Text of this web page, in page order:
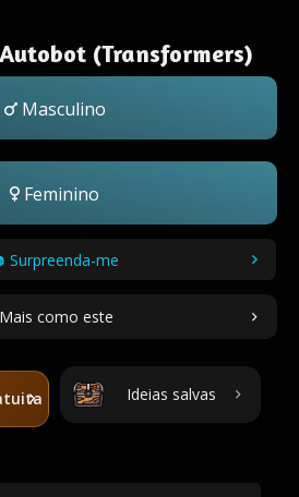
(Transformers)
Masculino
Feminino
Surpreenda-me
Mais como este
Ideias salvas